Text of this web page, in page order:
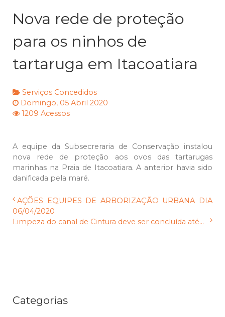
Nova rede de proteção
para os ninhos de
tartaruga em Itacoatiara
Serviços Concedidos
Domingo, 05 Abril 2020
1209 Acessos
A equipe da Subsecreraria de Conservação instalou
nova rede de proteção aos ovos das tartarugas
marinhas na Praia de Itacoatiara. A anterior havia sido
danificada pela maré.
AÇÕES EQUIPES DE ARBORIZAÇÃO URBANA DIA
06/04/2020
Limpeza do canal de Cintura deve ser concluída até...
Categorias